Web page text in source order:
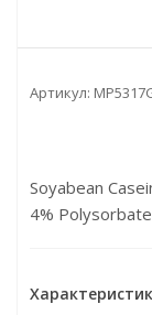
Артикул:
Soyabean
4%